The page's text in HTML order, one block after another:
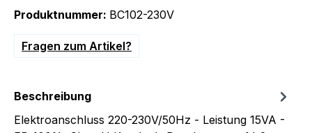
Produktnummer: BC102-230V
Fragen zum Artikel?
Beschreibung
Elektroanschluss 220-230V/50Hz - Leistung 15VA -